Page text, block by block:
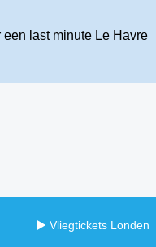
last minute Le Havre
Vliegtickets Londen